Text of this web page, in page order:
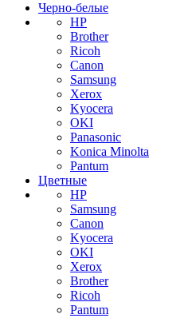
Черно-белые
HP
Brother
Ricoh
Canon
Samsung
Xerox
Kyocera
OKI
Panasonic
Konica Minolta
Pantum
Цветные
HP
Samsung
Canon
Kyocera
OKI
Xerox
Brother
Ricoh
Pantum